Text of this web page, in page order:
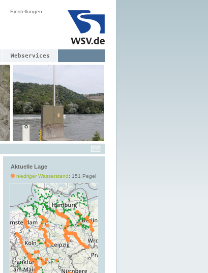
Einstellungen
Webservices
Aktuelle Lage
niedriger Wasserstand: 151 Pegel